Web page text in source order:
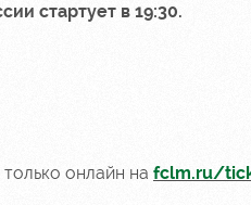
стартует в 19:30.
онлайн на fclm.ru/